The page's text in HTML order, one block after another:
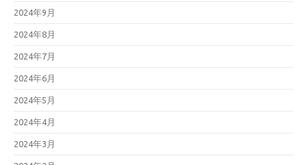
2024年9月
2024年8月
2024年7月
2024年6月
2024年5月
2024年4月
2024年3月